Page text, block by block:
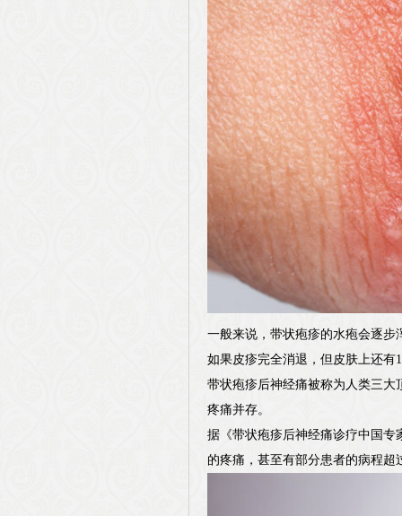
一般来说，带状疱疹的水疱会逐
如果皮疹完全消退，但皮肤上还有
带状疱疹后神经痛被称为人类三
疼痛并存。
据《带状疱疹后神经痛诊疗中国专
的疼痛，甚至有部分患者的病程超